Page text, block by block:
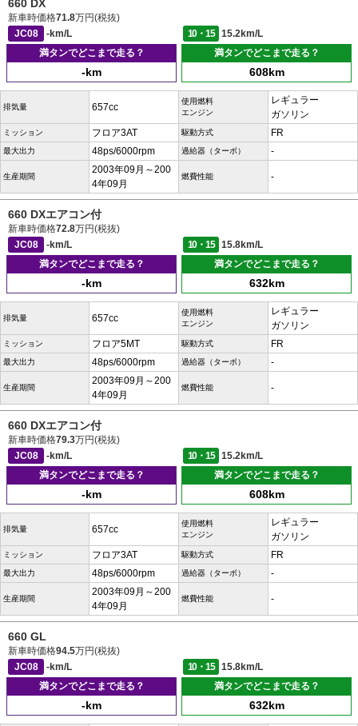
660 DX
新車時価格71.8万円(税抜)
JC08
-km/L 10・15
15.2km/L
満タンでどこまで走る？
-km
満タンでどこまで走る？
608km
排気量 657cc
使用燃料
エンジン
レギュラー
ガソリン
ミッション フロア3AT 駆動方式 FR
最大出力 48ps/6000rpm 過給器（ターボ） -
生産期間
2003年09月～200
4年09月
燃費性能 -
660 DXエアコン付
新車時価格72.8万円(税抜)
JC08
-km/L 10・15
15.8km/L
満タンでどこまで走る？
-km
満タンでどこまで走る？
632km
排気量 657cc
使用燃料
エンジン
レギュラー
ガソリン
ミッション フロア5MT 駆動方式 FR
最大出力 48ps/6000rpm 過給器（ターボ） -
生産期間
2003年09月～200
4年09月
燃費性能 -
660 DXエアコン付
新車時価格79.3万円(税抜)
JC08
-km/L 10・15
15.2km/L
満タンでどこまで走る？
-km
満タンでどこまで走る？
608km
排気量 657cc
使用燃料
エンジン
レギュラー
ガソリン
ミッション フロア3AT 駆動方式 FR
最大出力 48ps/6000rpm 過給器（ターボ） -
生産期間
2003年09月～200
4年09月
燃費性能 -
660 GL
新車時価格94.5万円(税抜)
JC08
-km/L 10・15
15.8km/L
満タンでどこまで走る？
-km
満タンでどこまで走る？
632km